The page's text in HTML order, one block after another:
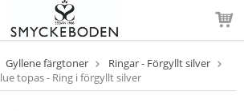
Gyllene färgtoner
Ringar - Förgyllt silver
topas - Ring i förgyllt silver